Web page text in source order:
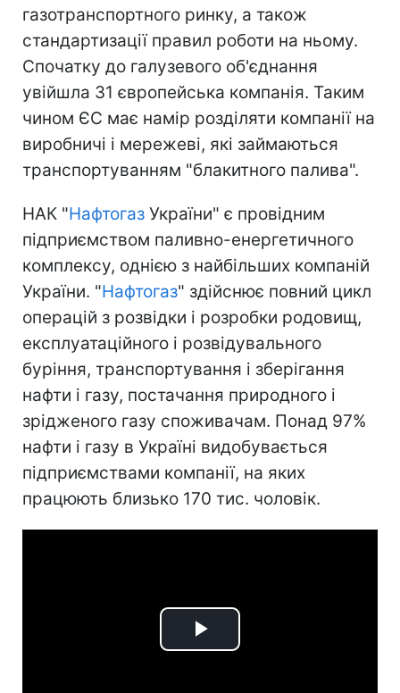
газотранспортного ринку, а також
стандартизації правил роботи на ньому.
Спочатку до галузевого об'єднання
увійшла 31 європейська компанія. Таким
чином ЄС має намір розділяти компанії на
виробничі і мережеві, які займаються
транспортуванням "блакитного палива".
НАК "Нафтогаз України" є провідним
підприємством паливно-енергетичного
комплексу, однією з найбільших компаній
України. "Нафтогаз" здійснює повний цикл
операцій з розвідки і розробки родовищ,
експлуатаційного і розвідувального
буріння, транспортування і зберігання
нафти і газу, постачання природного і
зрідженого газу споживачам. Понад 97%
нафти і газу в Україні видобувається
підприємствами компанії, на яких
працюють близько 170 тис. чоловік.
Play